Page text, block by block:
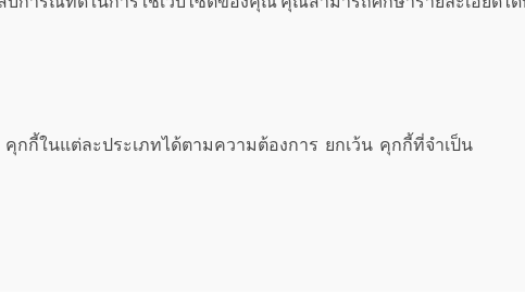
กกี้ในแต่ละประเภทได้ตามความต้องการ ยกเว้น คุกกี้ที่จำเป็น